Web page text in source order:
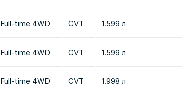
Full-time 4WD CVT 1.599 л
Full-time 4WD CVT 1.599 л
Full-time 4WD CVT 1.998 л